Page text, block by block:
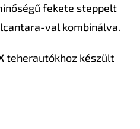
fekete steppelt
val kombinálva.
teherautókhoz készült